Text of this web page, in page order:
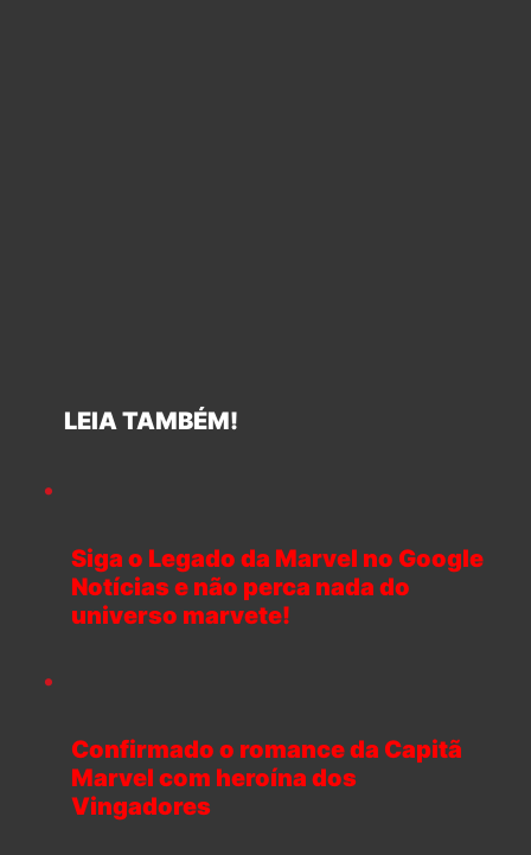
LEIA TAMBÉM!
Siga o Legado da Marvel no Google
Notícias e não perca nada do
universo marvete!
Confirmado o romance da Capitã
Marvel com heroína dos
Vingadores